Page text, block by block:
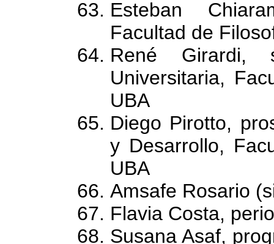
Esteban
Facultad de
René Girardi,
Universitaria,
UBA
Diego Pirotto,
y Desarrollo,
UBA
Amsafe Rosario
Flavia Costa,
Susana Asaf,